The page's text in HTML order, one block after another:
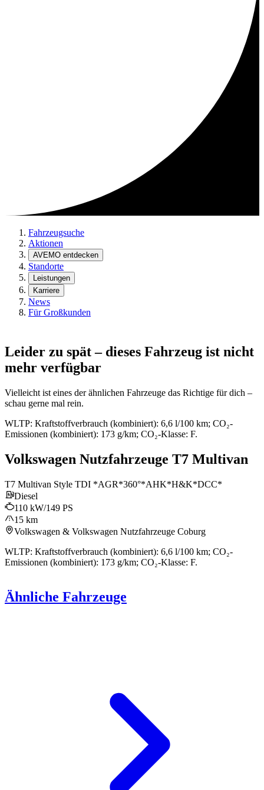
Fahrzeugsuche
Aktionen
AVEMO entdecken
Standorte
Leistungen
Karriere
News
Für Großkunden
Leider zu spät – dieses Fahrzeug ist nicht
mehr verfügbar
Vielleicht ist eines der ähnlichen Fahrzeuge das Richtige für dich –
schau gerne mal rein.
WLTP: Kraftstoffverbrauch (kombiniert): 6,6 l/100 km; CO₂-
Emissionen (kombiniert): 173 g/km; CO₂-Klasse: F.
Volkswagen Nutzfahrzeuge T7 Multivan
T7 Multivan Style TDI *AGR*360°*AHK*H&K*DCC*
Diesel
110 kW/149 PS
15 km
Volkswagen & Volkswagen Nutzfahrzeuge Coburg
WLTP: Kraftstoffverbrauch (kombiniert): 6,6 l/100 km; CO₂-
Emissionen (kombiniert): 173 g/km; CO₂-Klasse: F.
Ähnliche Fahrzeuge